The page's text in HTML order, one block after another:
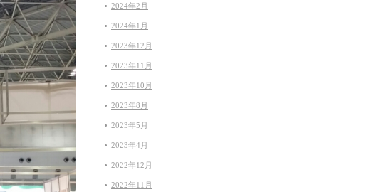
2024年2月
2024年1月
2023年12月
2023年11月
2023年10月
2023年8月
2023年5月
2023年4月
2022年12月
2022年11月